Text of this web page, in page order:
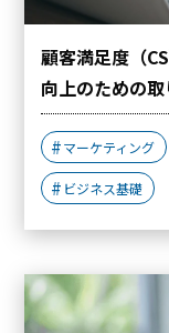
顧客満足度（
向上のための
マーケティング
ビジネス基礎